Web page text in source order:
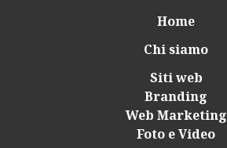
Home
Chi siamo
Siti web
Branding
Web Marketing
Foto e Video